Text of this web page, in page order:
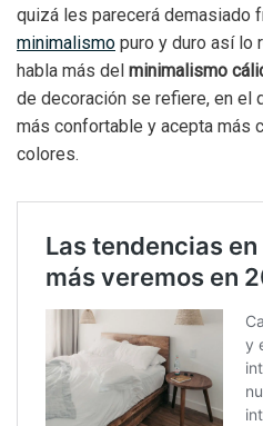
quizá les parecerá demasiado
minimalismo puro y duro así lo
habla más del minimalismo
de decoración se refiere, en el
más confortable y acepta más
colores.